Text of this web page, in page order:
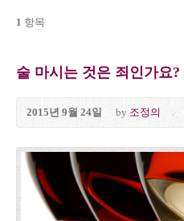
1 항목
술 마시는 것은 죄인가요?
2015년 9월 24일 by 조정의